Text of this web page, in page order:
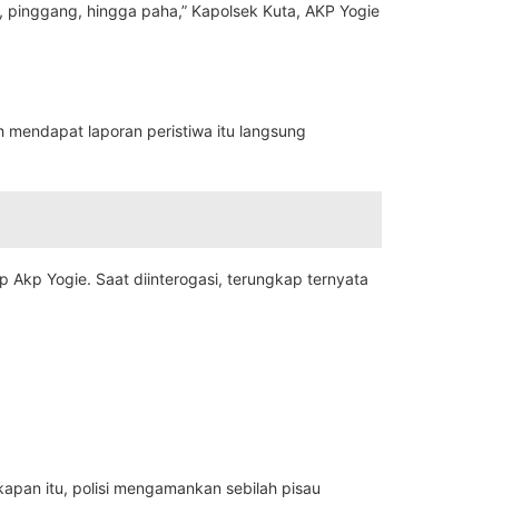
hingga paha,” Kapolsek Kuta, AKP Yogie
mendapat laporan peristiwa itu langsung
Akp Yogie. Saat diinterogasi, terungkap ternyata
itu, polisi mengamankan sebilah pisau